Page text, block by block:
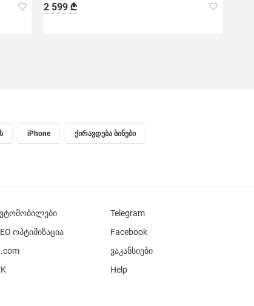
2 599 ₾
iPhone ქირავდება ბინები
ოპტიმიზაცია
Telegram
Facebook
ვაკანსიები
Help